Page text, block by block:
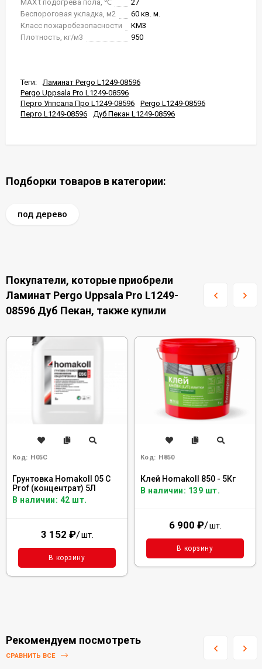
MAX t подогрева пола, ℃
27
Беспороговая укладка, м2
60 кв. м.
Класс пожаробезопасности
КМ3
Плотность, кг/м3
950
Теги:
Ламинат Pergo L1249-08596
Pergo Uppsala Pro L1249-08596
Перго Уппсала Про L1249-08596
Pergo L1249-08596
Перго L1249-08596
Дуб Пекан L1249-08596
Подборки товаров в категории:
под дерево
Покупатели, которые приобрели
Ламинат Pergo Uppsala Pro L1249-
08596 Дуб Пекан, также купили
Код: H05C
Грунтовка Homakoll 05 C
Prof (концентрат) 5Л
В наличии: 42 шт.
3 152 ₽/шт.
В корзину
Код: H850
Клей Homakoll 850 - 5Кг
В наличии: 139 шт.
6 900 ₽/шт.
В корзину
Рекомендуем посмотреть
СРАВНИТЬ ВСЕ